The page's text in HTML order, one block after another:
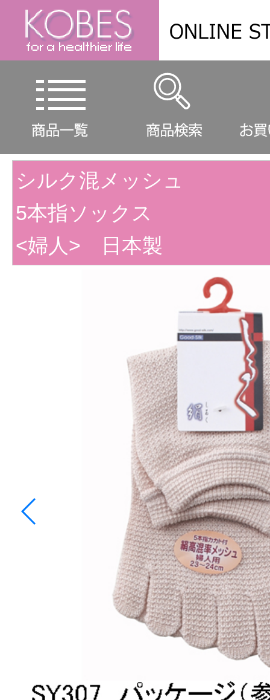
シルク混メッシュ
5本指ソックス
<婦人> 日本製